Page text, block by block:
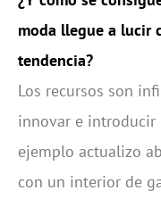
moda llegue a lucir
tendencia?
Los recursos son
innovar e introducir
ejemplo actualizo
con un interior de